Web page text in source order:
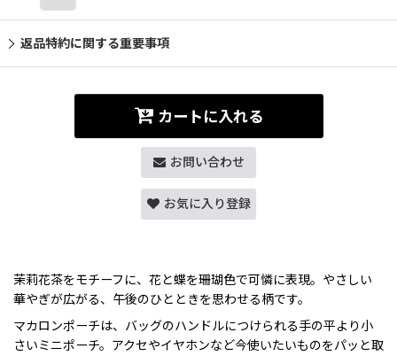
返品特約に関する重要事項
カートに入れる
お問い合わせ
お気に入り登録
茉莉花茶をモチーフに、花と蝶を珊瑚色で可憐に表現。やさしい
華やぎが広がる、午後のひとときを思わせる柄です。
マカロンポーチは、バッグのハンドルにつけられる手の平より小
さいミニポーチ。アクセやイヤホンなど今使いたいものをパッと取